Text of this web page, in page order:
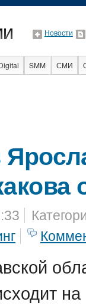
Новости
SMM СМИ